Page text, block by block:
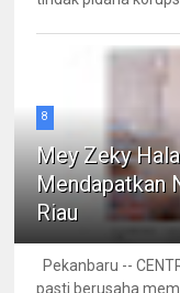
8
Mey Zeky
Mendapatkan
Riau
Pekanbaru --
pasti berusaha